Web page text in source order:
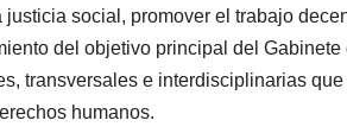
social, promover el trabajo
del objetivo principal del Gabinete
transversales e interdisciplinarias que
humanos.